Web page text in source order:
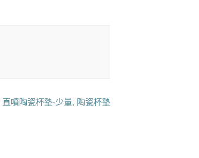
直噴陶瓷杯墊-少量 陶瓷杯墊